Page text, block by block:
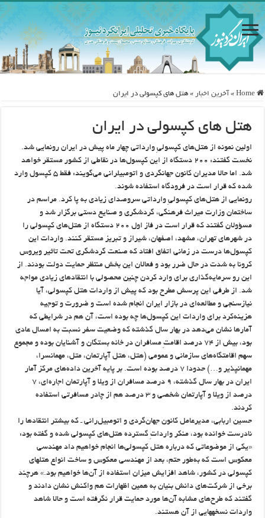
Home
» آخرین اخبار » هتل های کپسولی در ایران
هتل های کپسولی در ایران
اولین نمونه از هتل‌های کپسولیِ وارداتی چهار ماه پیش در ایران رونمایی شد.
نخست گفتند: ۲۰۰ دستگاه از این کپسول‌ها در نقاطی از کشور مستقر خواهد
شد. اما حالا مدیران کانون جهانگردی و اتومبیلرانی می‌گویند: فقط ۵ کپسول وارد
شده که قرار است در فرودگاه استفاده شوند.
رونمایی از هتل‌های کپسولیِ وارداتی سروصدای زیادی به پا کرد. مراسم در
ساختمان وزارت میراث فرهنگی، گردشگری و صنایع دستی برگزار شد و
مسؤولان گفتند که قرار است در فاز اول ۲۰۰ دستگاه از هتل‌های کپسولی را
در شهرهای تهران، مشهد، اصفهان، شیراز و تبریز مستقر کنند. واردات این
کپسول‌ها درست در زمانی اتفاق افتاد که صنعت گردشگری تحت تاثیر ویروس
کرونا به شدت در حال ضرر بود و فعالان این بخش منتظر حمایت دولت بودند. از
این رو سرمایه‌گذاری برای وارد کردن چنین محصولی با انتقادهای زیادی مواجه
شد. از طرفی این پرسش مطرح بود که پیش از واردات هتل کپسولی، آیا
نیازسنجی و مطالعه‌ای در بازار ایران انجام شده است و ضرورت و توجیه
هزینه‌کرد برای واردات این کپسول‌ها چه بوده است، آن هم در شرایطی که
آمارها نشان می‌دهد در بهار سال گذشته که وضعیت سفر نسبت به امسال عادی
بود، بیش از ۷۴ درصد اقامتِ مسافران در خانه بستگان و آشنایان بوده و مجموع
سهم اقامتگاه‌های سازمانی و عمومی (هتل، هتل آپارتمان، متل، مهمانسرا،
مهمانپذیر و…) حدودا ۷ درصد بوده است. بر پایه آخرین داده‌های مرکز آمار
ایران در بهار سال گذشته، ۹ درصد مسافران از ویلا و آپارتمان اجاره‌ای، ۷
درصد از ویلا و آپارتمان شخصی و ۳ درصد هم از چادر مسافرتی استفاده
کردند.
حسین اربابی، مدیرعامل کانون جهان‌گردی و اتومبیل‌رانی ـ که بیشتر انتقادها را
نادرست خوانده بود، منکر وارداتِ گسترده هتل‌های کپسولی شده و گفته بود:
«یکی از موضوعاتی که درباره هتل کپسولی‌ها انجام خواهیم داد مهندسی
معکوس است که به‌طور حتم، بعد از مهندسی معکوس و ساخت انواع هتلهای
‌کپسولی در کشور، شاهد افزایش میزان استفاده از آن‌ها خواهیم بود.» هرچند
برخی از شرکت‌های دانش بنیان به همین اظهارات هم واکنش نشان دادند و
گفتند که طرح‌های مشابه آن‌ها مورد حمایت قرار نگرفته است و حالا شاهد
واردات نسخههایی از آن هستند.